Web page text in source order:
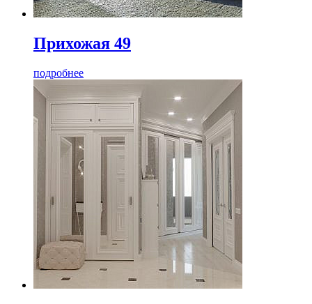
Прихожая 49
подробнее